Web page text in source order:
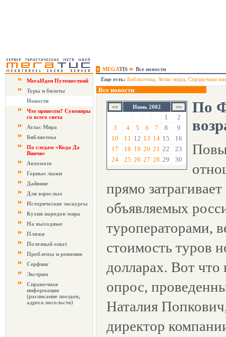
MEGATIS
Все новости
МегаИдеи Путешествий
Туры и билеты
Новости
Что привезти? Сувениры
со всего света
Атлас Мира
Библиотека
По следам «Кода Да
Винчи»
Автомото
Горные лыжи
Дайвинг
Для взрослых
Исторические экскурсы
Кухня народов мира
На выходные
Пляжи
Полезный опыт
Проблемы и решения
Серфинг
Экстрим
Справочная
информация
(расписание поездов,
адреса посольств)
Еще есть: Библиотека Атлас мира Справочная
Все новости
Июнь 2002
1
2
3
4 5 6 7 8
9
10
11 12 13 14 15
16
17
18 19 20 21 22
23
24
25 26 27 28 29 30
По
прямо
объявляемых
туроператорами,
стоимость туров
долларах. Вот что
опрос,
Наталия
директор